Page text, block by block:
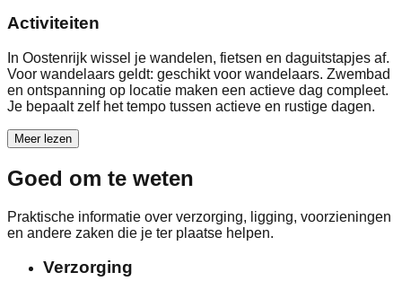
Activiteiten
In Oostenrijk wissel je wandelen, fietsen en daguitstapjes af.
Voor wandelaars geldt: geschikt voor wandelaars. Zwembad
en ontspanning op locatie maken een actieve dag compleet.
Je bepaalt zelf het tempo tussen actieve en rustige dagen.
Meer lezen
Goed om te weten
Praktische informatie over verzorging, ligging, voorzieningen
en andere zaken die je ter plaatse helpen.
Verzorging